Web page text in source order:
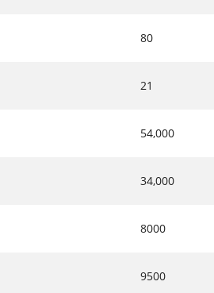
80
21
54,000
34,000
8000
9500